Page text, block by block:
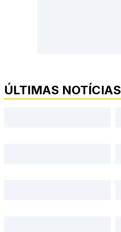
ÚLTIMAS NOTÍCIAS